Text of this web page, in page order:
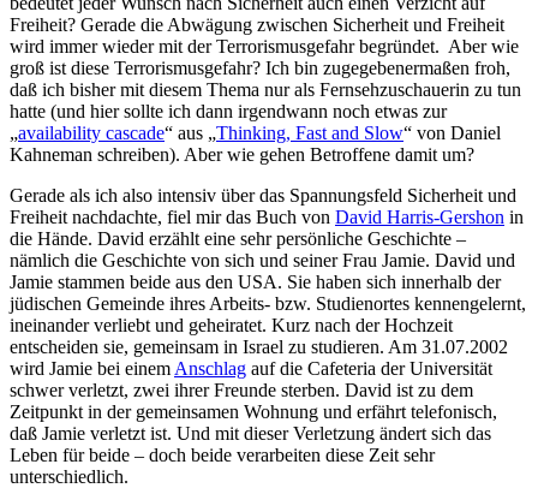
Freiheit? Gerade die Abwägung zwischen Sicherheit und Freiheit
wird immer wieder mit der Terrorismusgefahr begründet. Aber wie
groß ist diese Terrorismusgefahr? Ich bin zugegebenermaßen froh,
daß ich bisher mit diesem Thema nur als Fernsehzuschauerin zu tun
hatte (und hier sollte ich dann irgendwann noch etwas zur
„availability cascade“ aus „Thinking, Fast and Slow“ von Daniel
Kahneman schreiben). Aber wie gehen Betroffene damit um?
Gerade als ich also intensiv über das Spannungsfeld Sicherheit und
Freiheit nachdachte, fiel mir das Buch von David Harris-Gershon in
die Hände. David erzählt eine sehr persönliche Geschichte –
nämlich die Geschichte von sich und seiner Frau Jamie. David und
Jamie stammen beide aus den USA. Sie haben sich innerhalb der
jüdischen Gemeinde ihres Arbeits- bzw. Studienortes kennengelernt,
ineinander verliebt und geheiratet. Kurz nach der Hochzeit
entscheiden sie, gemeinsam in Israel zu studieren. Am 31.07.2002
wird Jamie bei einem Anschlag auf die Cafeteria der Universität
schwer verletzt, zwei ihrer Freunde sterben. David ist zu dem
Zeitpunkt in der gemeinsamen Wohnung und erfährt telefonisch,
daß Jamie verletzt ist. Und mit dieser Verletzung ändert sich das
Leben für beide – doch beide verarbeiten diese Zeit sehr
unterschiedlich.